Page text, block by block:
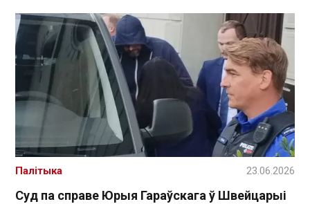
Суд па справе Юрыя Гараўскага ў Швейцарыі
Палітыка 23.06.2026